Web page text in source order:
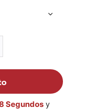
Segundos y